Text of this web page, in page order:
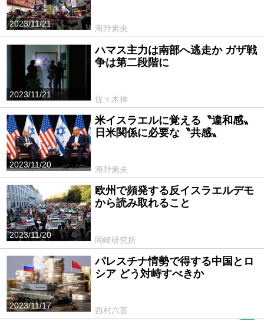
2023/11/21
海野素央
2023/11/21
ハマス主力は南部へ逃走か ガザ戦
争は第二段階に
佐々木伸
2023/11/20
米イスラエルに覚える〝違和感〟
日米関係に必要な〝共感〟
海野素央
2023/11/20
欧州で頻発する反イスラエルデモ
から読み取れること
岡崎研究所
2023/11/17
パレスチナ情勢で得する中国とロ
シア どう対峙すべきか
西村六善